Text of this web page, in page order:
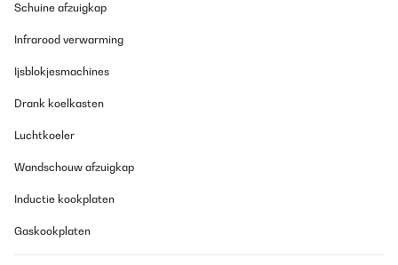
Schuine afzuigkap
Infrarood verwarming
Ijsblokjesmachines
Drank koelkasten
Luchtkoeler
Wandschouw afzuigkap
Inductie kookplaten
Gaskookplaten